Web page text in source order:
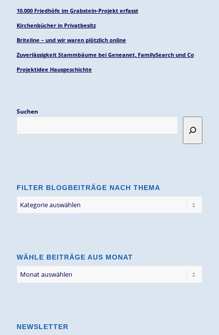
10.000 Friedhöfe im Grabstein-Projekt erfasst
Kirchenbücher in Privatbesitz
Briteline – und wir waren plötzlich online
Zuverlässigkeit Stammbäume bei Geneanet, FamilySearch und Co
Projektidee Hausgeschichte
Suchen
FILTER BLOGBEITRÄGE NACH THEMA
Blogbeiträge
WÄHLE BEITRÄGE AUS MONAT
NEWSLETTER